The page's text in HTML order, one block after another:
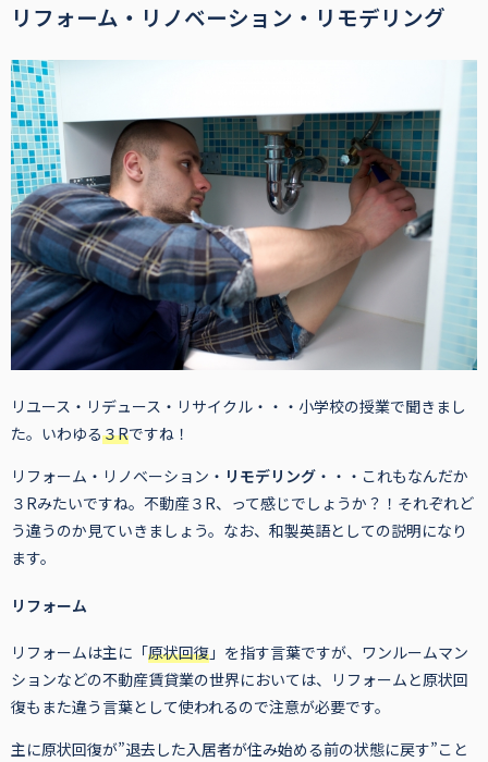
リフォーム・リノベーション・ リモデリング
リユース・リデュース・リサイクル・・・小学校の授業で聞きまし
た。いわゆる３Rですね！
リフォーム・リノベーション・ リモデリング ・・・これもなんだか
３Rみたいですね。不動産３R、って感じでしょうか？！それぞれど
う違うのか見ていきましょう。なお、和製英語としての説明になり
ます。
リフォーム
リフォームは主に「原状回復 」を指す言葉ですが、ワンルームマン
ションなどの不動産賃貸業の世界においては、リフォームと原状回
復もまた違う言葉として使われるので注意が必要です。
主に原状回復が”退去した入居者が住み始める前の状態に戻す”こと